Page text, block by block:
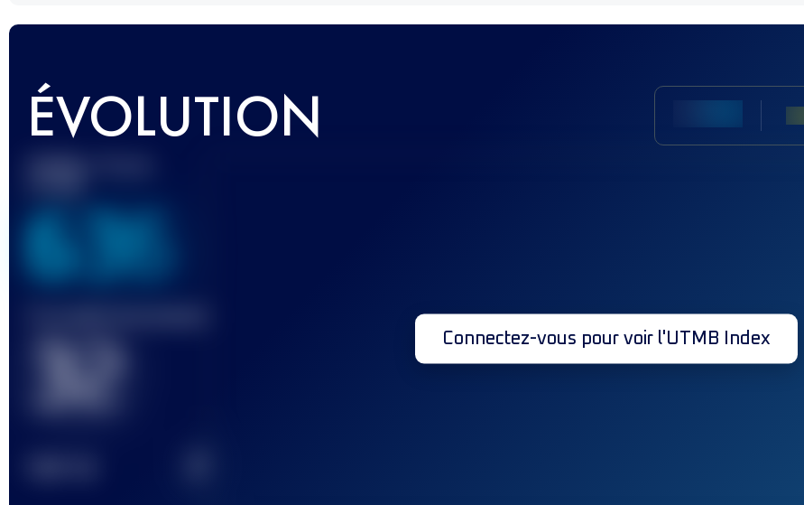
ÉVOLUTION
Meilleur Score
636
32 Connectez-vous pour voir l'UTMB Index